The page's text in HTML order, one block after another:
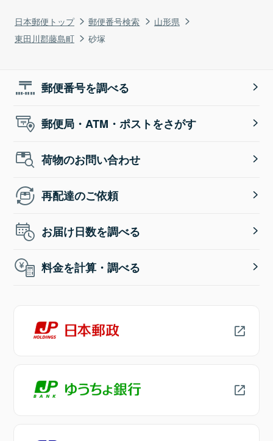
日本郵便トップ 郵便番号検索
山形県
東田川郡藤島町
砂塚
郵便番号を調べる
郵便局・ATM・ポストをさがす
荷物のお問い合わせ
再配達のご依頼
お届け日数を調べる
料金を計算・調べる